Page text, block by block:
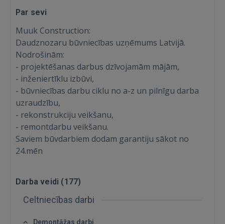
Par sevi
Muuk Construction:
Daudznozaru būvniecības uzņēmums Latvijā.
Nodrošinām:
- projektēšanas darbus dzīvojamām mājām,
- inženiertīklu izbūvi,
- būvniecības darbu ciklu no a-z un pilnīgu darba
uzraudzību,
- rekonstrukciju veikšanu,
- remontdarbu veikšanu.
Saviem būvdarbiem dodam garantiju sākot no
24.mēn
Darba veidi (177)
Celtniecības darbi
Demontāžas darbi